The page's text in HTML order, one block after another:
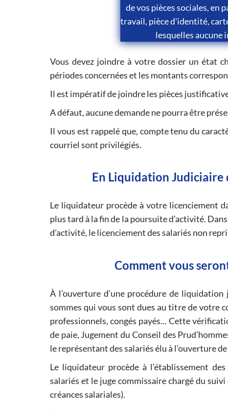
de vos pièces sociales, en
travail, pièce d'identité,
lesquelles aucune
Vous devez joindre à votre dossier un état
périodes concernées et les montants
Il est impératif de joindre les pièces
A défaut, aucune demande ne pourra être
Il vous est rappelé que, compte tenu du
courriel sont privilégiés.
En Liquidation
Le liquidateur procède à votre licenciement
plus tard à la fin de la poursuite d’activité.
d’activité, le licenciement des salariés non
Comment vous
À l’ouverture d’une procédure de
sommes qui vous sont dues au titre de votre
professionnels, congés payés... Cette
de paie, Jugement du Conseil des
le représentant des salariés élu à l’ouverture
Le liquidateur procède à l’établissement
salariés et le juge commissaire chargé du
créances salariales).